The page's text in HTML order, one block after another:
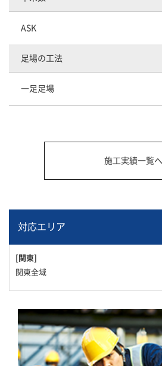
ASK
足場の工法
一足足場
施工実績一覧へ
対応エリア
[関東]
関東全域